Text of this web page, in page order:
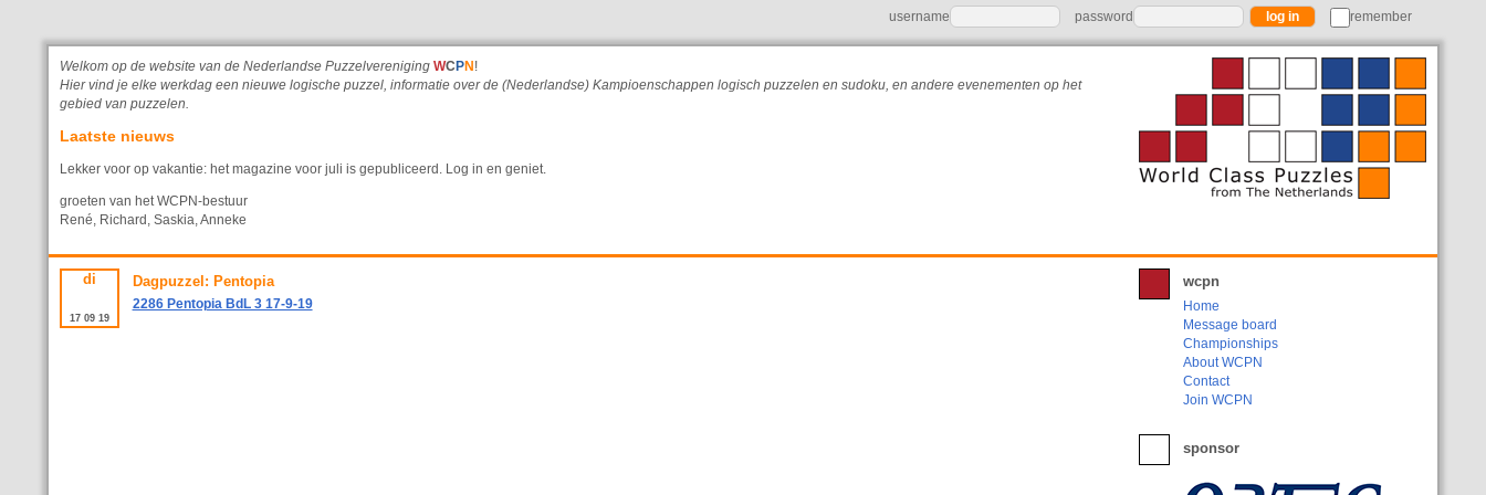
username password remember
Welkom op de website van de Nederlandse Puzzelvereniging WC PN !
Hier vind je elke werkdag een nieuwe logische puzzel, informatie over de (Nederlandse) Kampioenschappen logisch puzzelen en sudoku, en andere evenementen op het
gebied van puzzelen.
Laatste nieuws
Lekker voor op vakantie: het magazine voor juli is gepubliceerd. Log in en geniet.
groeten van het WCPN-bestuur
René, Richard, Saskia, Anneke
di
17 09 19
Dagpuzzel: Pentopia
2286 Pentopia BdL 3 17-9-19
wcpn
Home
Message board
Championships
About WCPN
Contact
Join WCPN
sponsor